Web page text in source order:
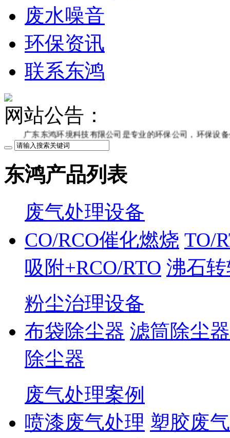
废水噪音
环保资讯
联系东鸿
网站公告：
鸿环境科技有限公司是专业的环保公司，环保设备生产厂家
东鸿产品列表
废气处理设备
CO/RCO催化燃烧 TO/
吸附+RCO/RTO 沸石转
粉尘治理设备
布袋除尘器 滤筒除尘器
除尘器
废气处理案例
喷漆废气处理 塑胶废